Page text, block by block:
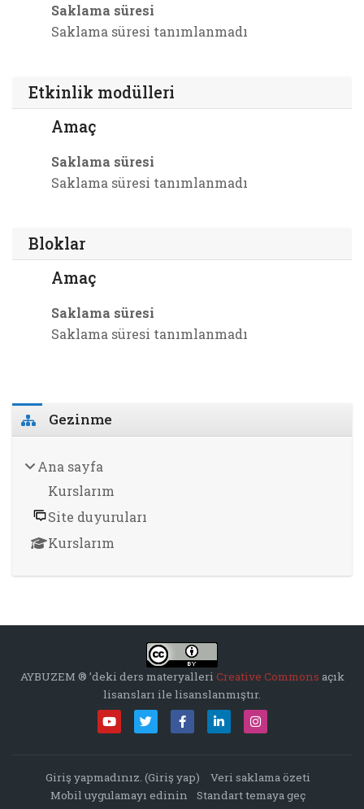
Saklama süresi
Saklama süresi tanımlanmadı
Etkinlik modülleri
Amaç
Saklama süresi
Saklama süresi tanımlanmadı
Bloklar
Amaç
Saklama süresi
Saklama süresi tanımlanmadı
Bloklar
Gezinme 'yı atla
Gezinme
Ana sayfa
Kurslarım
Site duyuruları
Kurslarım
AYBUZEM ® ’deki ders materyalleri Creative Commons açık
lisansları ile lisanslanmıştır.
Giriş yapmadınız. (Giriş yap)
Veri saklama özeti
Mobil uygulamayı edinin
Standart temaya geç